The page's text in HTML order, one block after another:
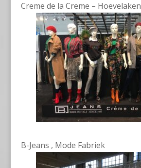
Creme de la Creme – Hoevelaken
B-Jeans , Mode Fabriek